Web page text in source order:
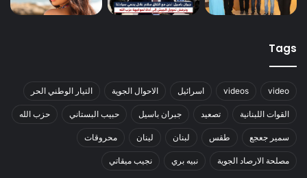
Tags
video
videos اسرائيل الاحوال الجوية التيار الوطني الحر
القوات اللبنانية تصعيد جبران باسيل حبيب البستاني حزب الله
سمير جعجع طقس لبنان لينان محروقات
مصلحة الارصاد الجوية نبيه بري نجيب ميقاتي